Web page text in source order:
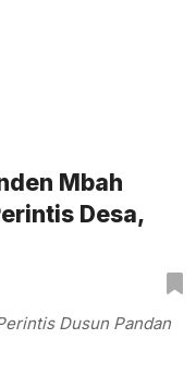
Mbah
Desa,
Dusun Pandan